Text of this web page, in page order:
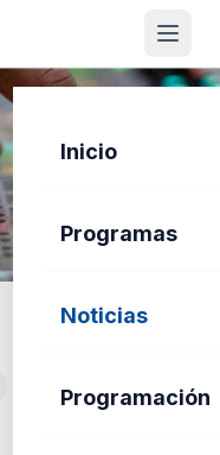
Inicio
Programas
Noticias
Programación